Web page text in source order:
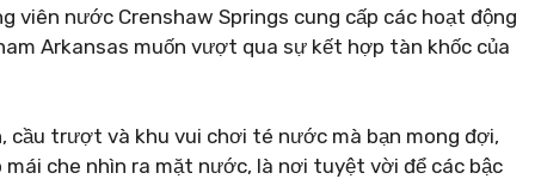
viên nước Crenshaw Springs cung cấp các hoạt động
Arkansas muốn vượt qua sự kết hợp tàn khốc của
cầu trượt và khu vui chơi té nước mà bạn mong đợi,
che nhìn ra mặt nước, là nơi tuyệt vời để các bậc